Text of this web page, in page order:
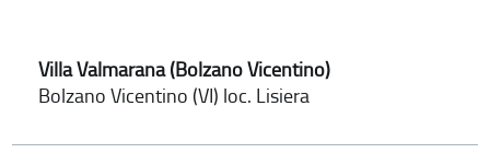
Villa Valmarana (Bolzano Vicentino)
Bolzano Vicentino (VI) loc. Lisiera